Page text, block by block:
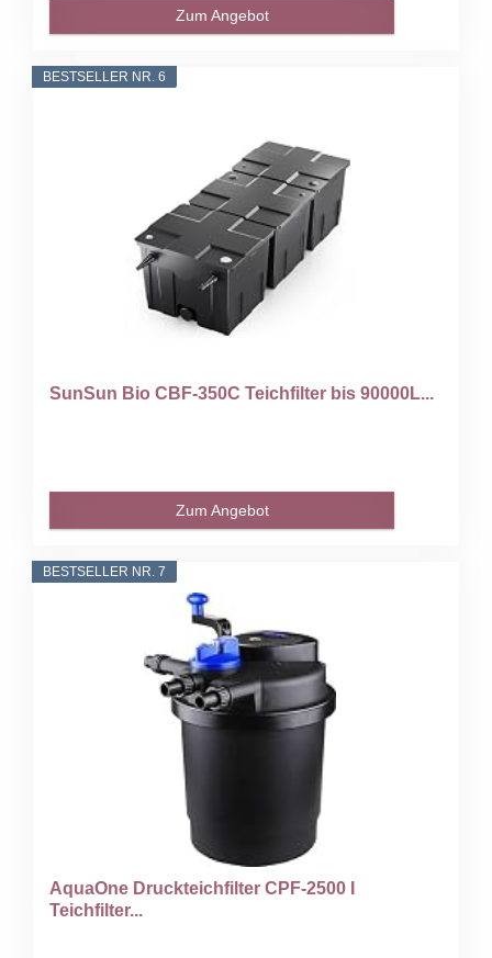
Zum Angebot
BESTSELLER NR. 6
SunSun Bio CBF-350C Teichfilter bis 90000L...
Zum Angebot
BESTSELLER NR. 7
AquaOne Druckteichfilter CPF-2500 I
Teichfilter...